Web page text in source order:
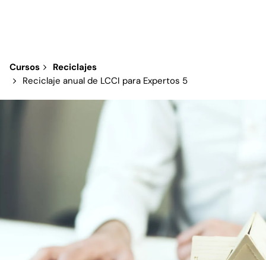
Cursos
Reciclajes
Reciclaje anual de LCCI para Expertos 5